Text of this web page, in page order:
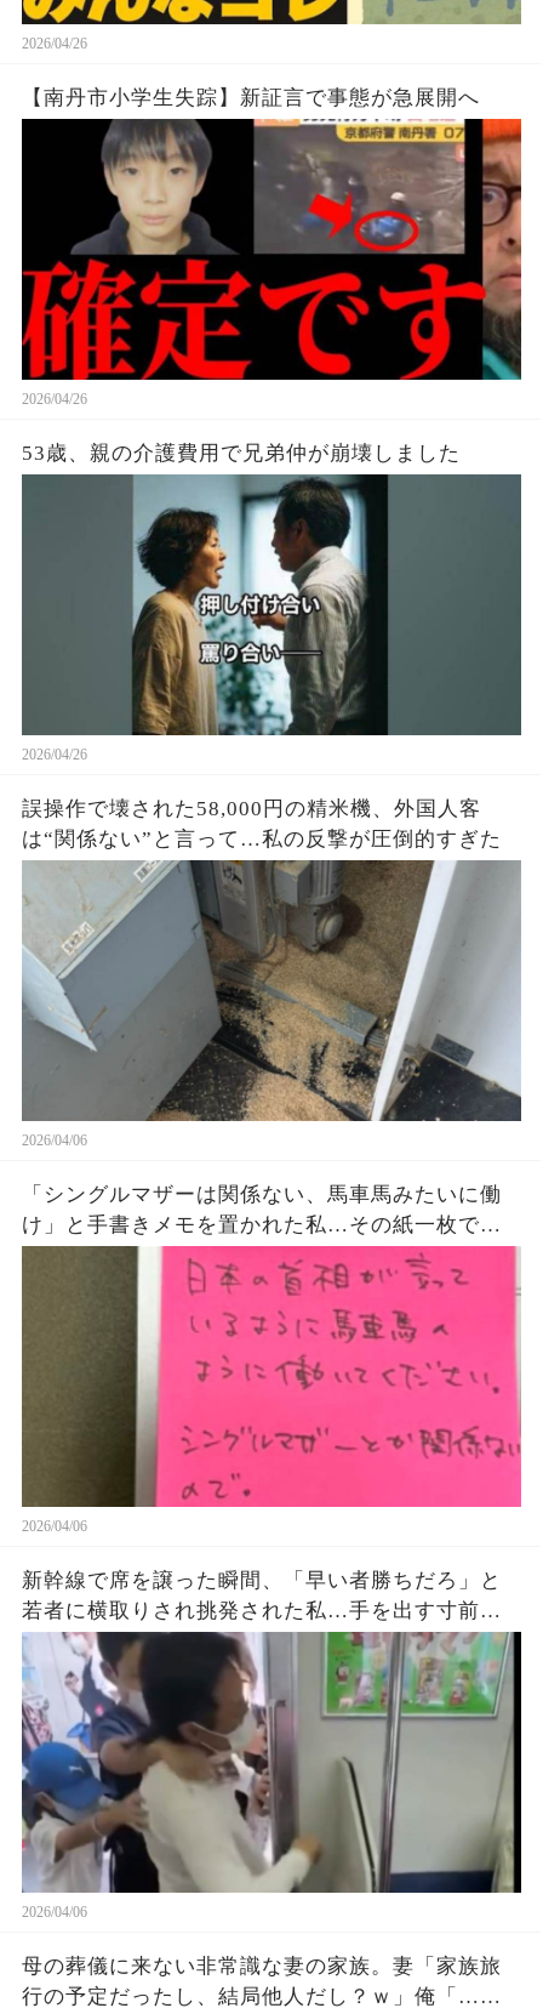
2026/04/26
【南丹市小学生失踪】新証言で事態が急展開へ
2026/04/26
53歳、親の介護費用で兄弟仲が崩壊しました
2026/04/26
誤操作で壊された58,000円の精米機、外国人客
は“関係ない”と言って…私の反撃が圧倒的すぎた
2026/04/06
「シングルマザーは関係ない、馬車馬みたいに働
け」と手書きメモを置かれた私…その紙一枚で状
況が一気にひっくり返った話
2026/04/06
新幹線で席を譲った瞬間、「早い者勝ちだろ」と
若者に横取りされ挑発された私…手を出す寸前で
思いとどまり、別の方法で反撃した結果
2026/04/06
母の葬儀に来ない非常識な妻の家族。妻「家族旅
行の予定だったし、結局他人だし？ｗ」俺「…な